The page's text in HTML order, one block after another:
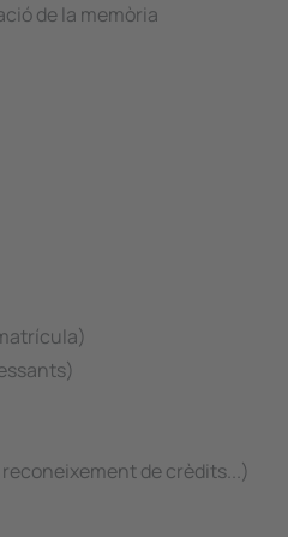
de la memòria
de crèdits...)